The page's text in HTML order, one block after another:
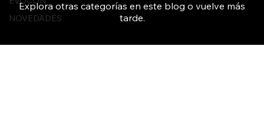
NOVEDADES
Explora otras categorías en este blog o vuelve más
tarde.